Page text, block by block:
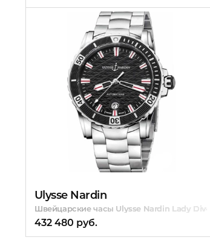
Ulysse Nardin
Швейцарские часы Ulysse Nardin Lady Diver
432 480 руб.